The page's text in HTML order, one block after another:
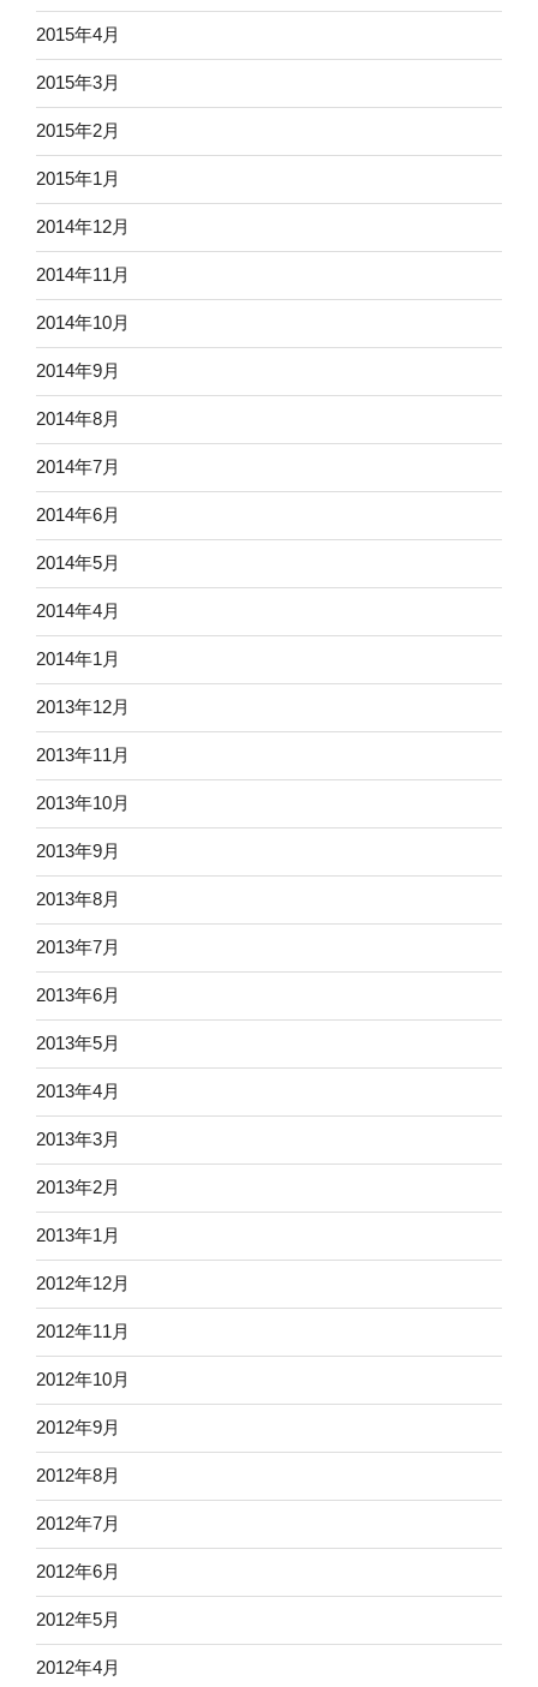
2015年4月
2015年3月
2015年2月
2015年1月
2014年12月
2014年11月
2014年10月
2014年9月
2014年8月
2014年7月
2014年6月
2014年5月
2014年4月
2014年1月
2013年12月
2013年11月
2013年10月
2013年9月
2013年8月
2013年7月
2013年6月
2013年5月
2013年4月
2013年3月
2013年2月
2013年1月
2012年12月
2012年11月
2012年10月
2012年9月
2012年8月
2012年7月
2012年6月
2012年5月
2012年4月